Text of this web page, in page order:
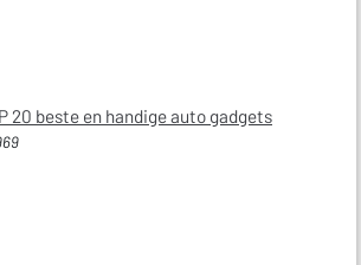
20 beste en handige auto gadgets